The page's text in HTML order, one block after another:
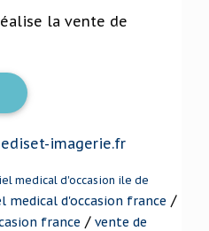
la vente de
imagerie.fr
medical d'occasion ile de
medical d'occasion france /
france / vente de